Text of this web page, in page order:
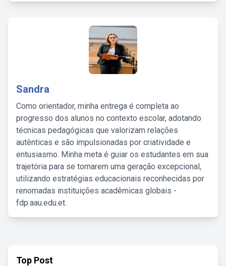
Sandra
Como orientador, minha entrega é completa ao
progresso dos alunos no contexto escolar, adotando
técnicas pedagógicas que valorizam relações
autênticas e são impulsionadas por criatividade e
entusiasmo. Minha meta é guiar os estudantes em sua
trajetória para se tornarem uma geração excepcional,
utilizando estratégias educacionais reconhecidas por
renomadas instituições acadêmicas globais -
fdp.aau.edu.et.
Top Post